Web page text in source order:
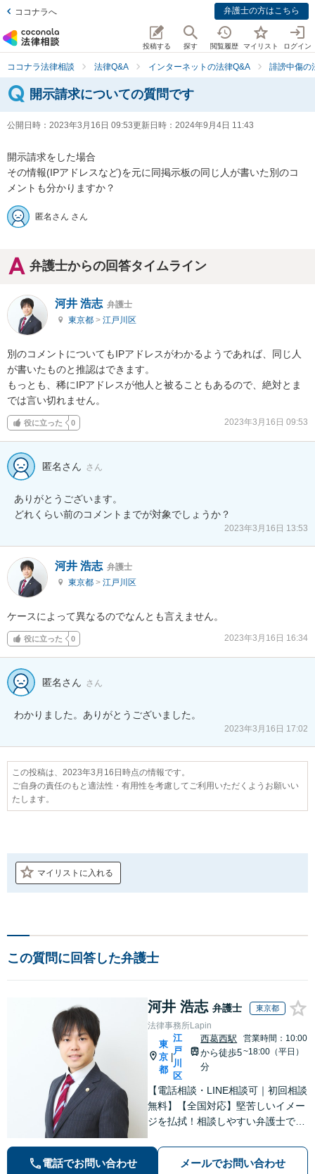
ココナラへ 弁護士の方はこちら
投稿する 探す 閲覧履歴 マイリスト ログイン
ココナラ法律相談 法律Q&A インターネットの法律Q&A 誹謗中傷の
開示請求についての質問です
公開日時： 2023年3月16日 09:53更新日時： 2024年9月4日 11:43
開示請求をした場合
その情報(IPアドレスなど)を元に同掲示板の同じ人が書いた別のコ
メントも分かりますか？
匿名さん さん
弁護士からの回答タイムライン
河井 浩志 弁護士
東京都 > 江戸川区
別のコメントについてもIPアドレスがわかるようであれば、同じ人
が書いたものと推認はできます。
もっとも、稀にIPアドレスが他人と被ることもあるので、絶対とま
では言い切れません。
役に立った 0 2023年3月16日 09:53
匿名さん さん
ありがとうございます。
どれくらい前のコメントまでが対象でしょうか？
2023年3月16日 13:53
河井 浩志 弁護士
東京都 > 江戸川区
ケースによって異なるのでなんとも言えません。
役に立った 0 2023年3月16日 16:34
匿名さん さん
わかりました。ありがとうございました。
2023年3月16日 17:02
この投稿は、2023年3月16日時点の情報です。
ご自身の責任のもと適法性・有用性を考慮してご利用いただくようお願いい
たします。
マイリストに入れる
この質問に回答した弁護士
河井 浩志 弁護士 東京都
法律事務所Lapin
東
京
都
|
江
戸
川
区
西葛西駅
から徒歩5
分
営業時間：10:00
~18:00（平日）
【電話相談・LINE相談可｜初回相談
無料】【全国対応】堅苦しいイメー
ジを払拭！相談しやすい弁護士で
件以上！当事者間での解決が難しい
離婚／相続／インターネット／不貞
電話でお問い合わせ メールでお問い合わせ